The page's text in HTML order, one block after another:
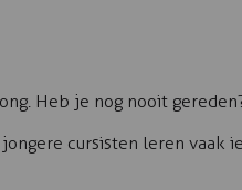
Heb je nog nooit
cursisten leren vaak